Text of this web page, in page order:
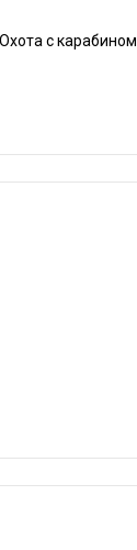
с карабином